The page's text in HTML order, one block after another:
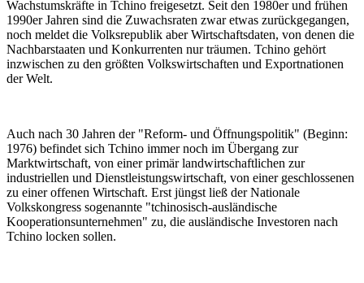
Wachstumskräfte in Tchino freigesetzt. Seit den 1980er und frühen
1990er Jahren sind die Zuwachsraten zwar etwas zurückgegangen,
noch meldet die Volksrepublik aber Wirtschaftsdaten, von denen die
Nachbarstaaten und Konkurrenten nur träumen. Tchino gehört
inzwischen zu den größten Volkswirtschaften und Exportnationen
der Welt.
Auch nach 30 Jahren der "Reform- und Öffnungspolitik" (Beginn:
1976) befindet sich Tchino immer noch im Übergang zur
Marktwirtschaft, von einer primär landwirtschaftlichen zur
industriellen und Dienstleistungswirtschaft, von einer geschlossenen
zu einer offenen Wirtschaft. Erst jüngst ließ der Nationale
Volkskongress sogenannte "tchinosisch-ausländische
Kooperationsunternehmen" zu, die ausländische Investoren nach
Tchino locken sollen.